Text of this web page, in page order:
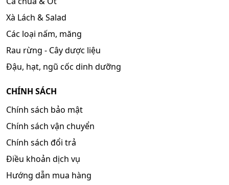
Xà Lách & Salad
Các loại nấm, măng
Rau rừng - Cây dược liệu
Đậu, hạt, ngũ cốc dinh dưỡng
CHÍNH SÁCH
Chính sách bảo mật
Chính sách vận chuyển
Chính sách đổi trả
Điều khoản dịch vụ
Hướng dẫn mua hàng